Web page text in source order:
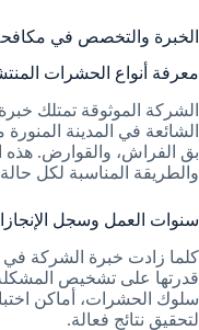
الخبرة والتخصص في
معرفة أنواع الحشرات
الشركة الموثوقة تمتلك
الشائعة في المدينة
بق الفراش، والقوارض. هذه
والطريقة المناسبة لكل
سنوات العمل وسجل
كلما زادت خبرة الشركة
قدرتها على تشخيص
سلوك الحشرات، أماكن
لتحقيق نتائج فعالة.